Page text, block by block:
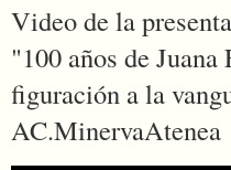
Video de la
"100 años de Juana
figuración a la
AC.MinervaAtenea